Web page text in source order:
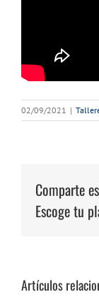
02/09/2021 |
Comparte
Escoge tu
Artículos